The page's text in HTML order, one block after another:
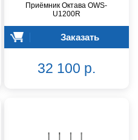
Приёмник Октава OWS-
U1200R
Заказать
32 100 р.